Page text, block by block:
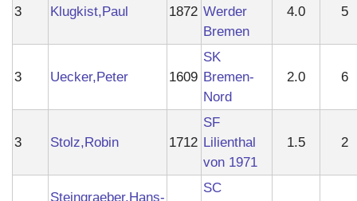
3 Klugkist,Paul 1872 Werder
Bremen
4.0 5
3 Uecker,Peter 1609
SK
Bremen-
Nord
2.0 6
3 Stolz,Robin 1712
SF
Lilienthal
von 1971
1.5 2
Steingraeber,Hans-
SC